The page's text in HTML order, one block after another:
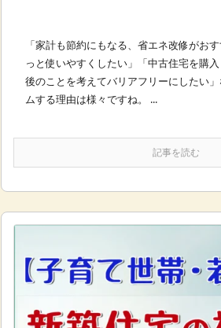
「家計も節約にもなる、省エネ改修がお
っと使いやすくしたい」「中古住宅を購
後のことを考えてバリアフリーにしたい
ムする理由は様々ですね。 ...
記事を読む